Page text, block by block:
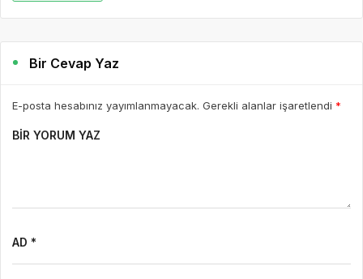
Bir Cevap Yaz
E-posta hesabınız yayımlanmayacak. Gerekli alanlar işaretlendi *
BIR YORUM YAZ
AD *